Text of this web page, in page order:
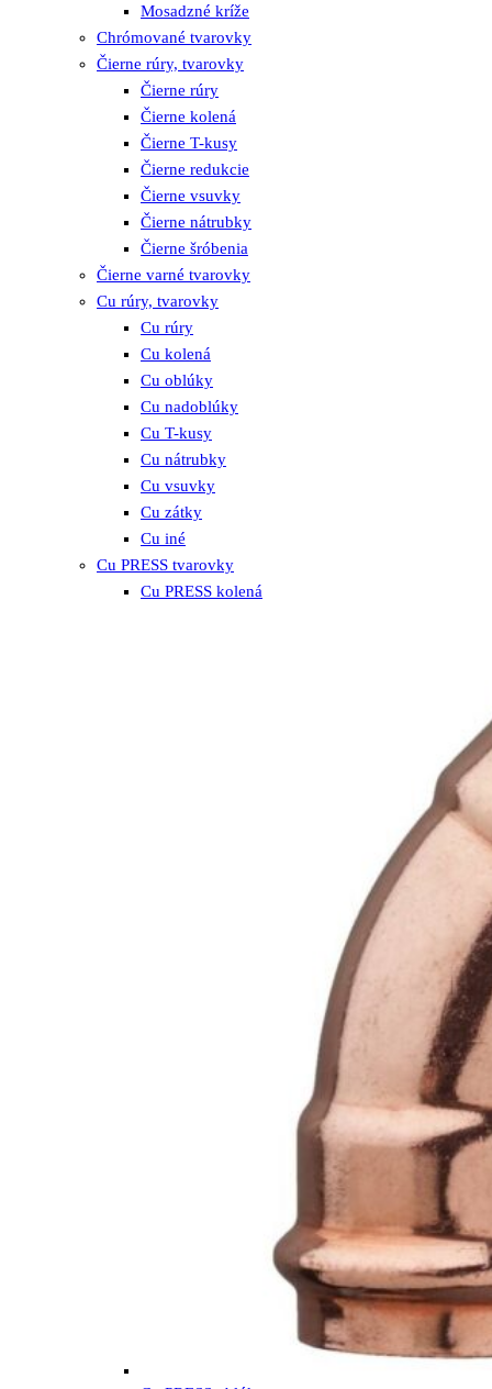
Mosadzné kríže
Chrómované tvarovky
Čierne rúry, tvarovky
Čierne rúry
Čierne kolená
Čierne T-kusy
Čierne redukcie
Čierne vsuvky
Čierne nátrubky
Čierne šróbenia
Čierne varné tvarovky
Cu rúry, tvarovky
Cu rúry
Cu kolená
Cu oblúky
Cu nadoblúky
Cu T-kusy
Cu nátrubky
Cu vsuvky
Cu zátky
Cu iné
Cu PRESS tvarovky
Cu PRESS kolená